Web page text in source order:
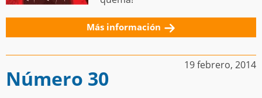
Más información
Número 30
19 febrero, 2014